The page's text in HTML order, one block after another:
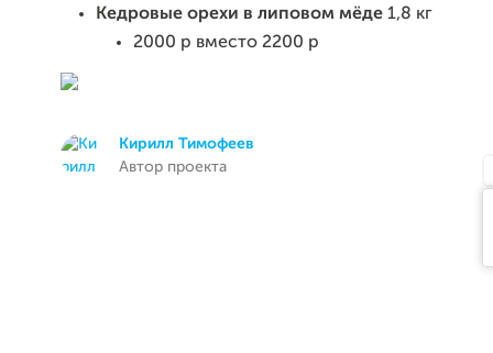
Кедровые орехи в липовом мёде 1,8 кг
2000 р вместо 2200 р
Кирилл Тимофеев
Автор проекта